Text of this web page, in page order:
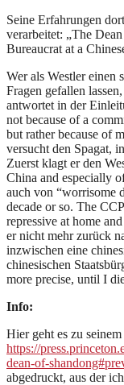
Seine Erfahrungen
verarbeitet: „The
Bureaucrat at a
Wer als Westler einen
Fragen gefallen
antwortet in der
not because of a
but rather because of
versucht den Spagat,
Zuerst klagt er den
China and especially
auch von “worrisome
decade or so. The
repressive at home
er nicht mehr zurück
inzwischen eine
chinesischen
more precise, until I
Info:
Hier geht es zu
https://
dean-of-
abgedruckt, aus der